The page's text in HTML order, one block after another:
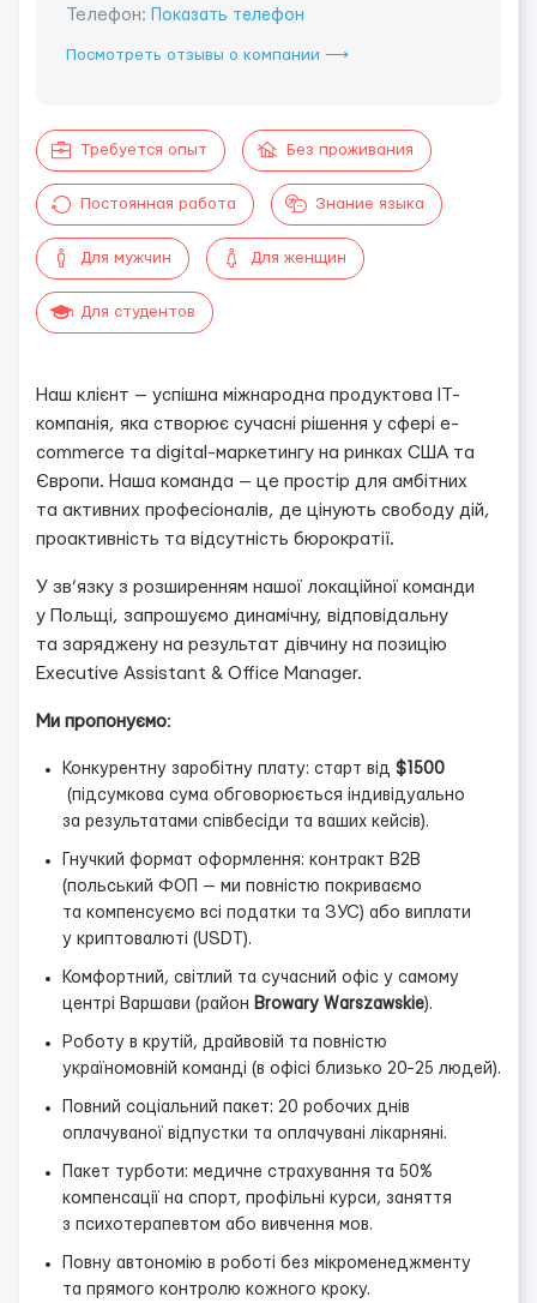
Телефон: Показать телефон
Посмотреть отзывы о компании ⟶
Требуется опыт Без проживания
Постоянная работа Знание языка
Для мужчин Для женщин
Для студентов
Наш клієнт — успішна міжнародна продуктова IT-
компанія, яка створює сучасні рішення у сфері e-
commerce та digital-маркетингу на ринках США та
Європи. Наша команда — це простір для амбітних
та активних професіоналів, де цінують свободу дій,
проактивність та відсутність бюрократії.
У зв’язку з розширенням нашої локаційної команди
у Польщі, запрошуємо динамічну, відповідальну
та заряджену на результат дівчину на позицію
Executive Assistant & Office Manager.
Ми пропонуємо:
Конкурентну заробітну плату: старт від $1500
(підсумкова сума обговорюється індивідуально
за результатами співбесіди та ваших кейсів).
Гнучкий формат оформлення: контракт B2B
(польський ФОП — ми повністю покриваємо
та компенсуємо всі податки та ЗУС) або виплати
у криптовалюті (USDT).
Комфортний, світлий та сучасний офіс у самому
центрі Варшави (район Browary Warszawskie).
Роботу в крутій, драйвовій та повністю
україномовній команді (в офісі близько 20−25 людей).
Повний соціальний пакет: 20 робочих днів
оплачуваної відпустки та оплачувані лікарняні.
Пакет турботи: медичне страхування та 50%
компенсації на спорт, профільні курси, заняття
з психотерапевтом або вивчення мов.
Повну автономію в роботі без мікроменеджменту
та прямого контролю кожного кроку.